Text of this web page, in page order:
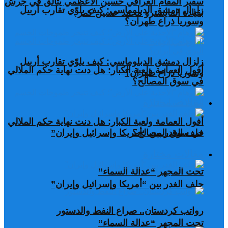
زلزال دمشق الدبلوماسي: كيف يلوّي تقارب أربيل
وسوريا ذراع طهران؟
أفول العمامة ولعبة الكبار: هل دنت نهاية حكم الملالي
في سوق المصالح؟
حلف الغدر بين “أمريكا وإسرائيل وإيران”
تحت المجهر “عدالة السماء”
رواتب كردستان.. صراع النفط والدستور
بقيادة المايسترو محمد حسين كمر
زلزال دمشق الدبلوماسي: كيف يلوّي تقارب أربيل
وسوريا ذراع طهران؟
أفول العمامة ولعبة الكبار: هل دنت نهاية حكم الملالي
في سوق المصالح؟
حلف الغدر بين “أمريكا وإسرائيل وإيران”
تحت المجهر “عدالة السماء”